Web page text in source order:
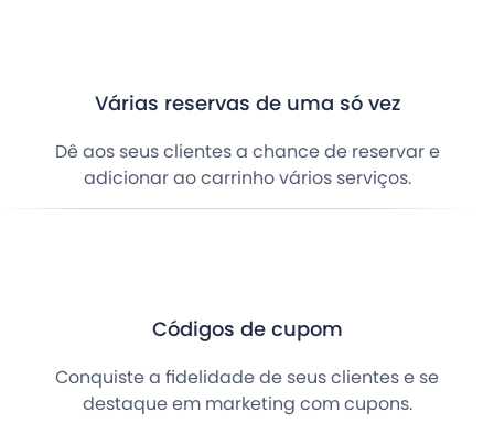
Várias reservas de uma só vez
Dê aos seus clientes a chance de reservar e
adicionar ao carrinho vários serviços.
Códigos de cupom
Conquiste a fidelidade de seus clientes e se
destaque em marketing com cupons.